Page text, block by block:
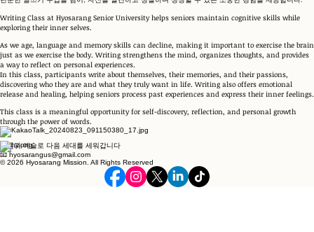
Writing Class at Hyosarang Senior University helps seniors maintain cognitive skills while
exploring their inner selves.
As we age, language and memory skills can decline, making it important to exercise the brain
just as we exercise the body. Writing strengthens the mind, organizes thoughts, and provides
a way to reflect on personal experiences.
In this class, participants write about themselves, their memories, and their passions,
discovering who they are and what they truly want in life. Writing also offers emotional
release and healing, helping seniors process past experiences and express their inner feelings.
This class is a meaningful opportunity for self-discovery, reflection, and personal growth
through the power of words.
믿음과 예술로 다음 세대를 세워갑니다
📧 hyosarangus@gmail.com
© 2026 Hyosarang Mission. All Rights Reserved